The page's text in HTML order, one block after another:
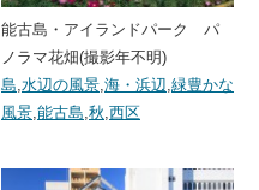
能古島・アイランドパーク パ
ノラマ花畑(撮影年不明)
島,水辺の風景,海・浜辺,緑豊かな
風景,能古島,秋,西区